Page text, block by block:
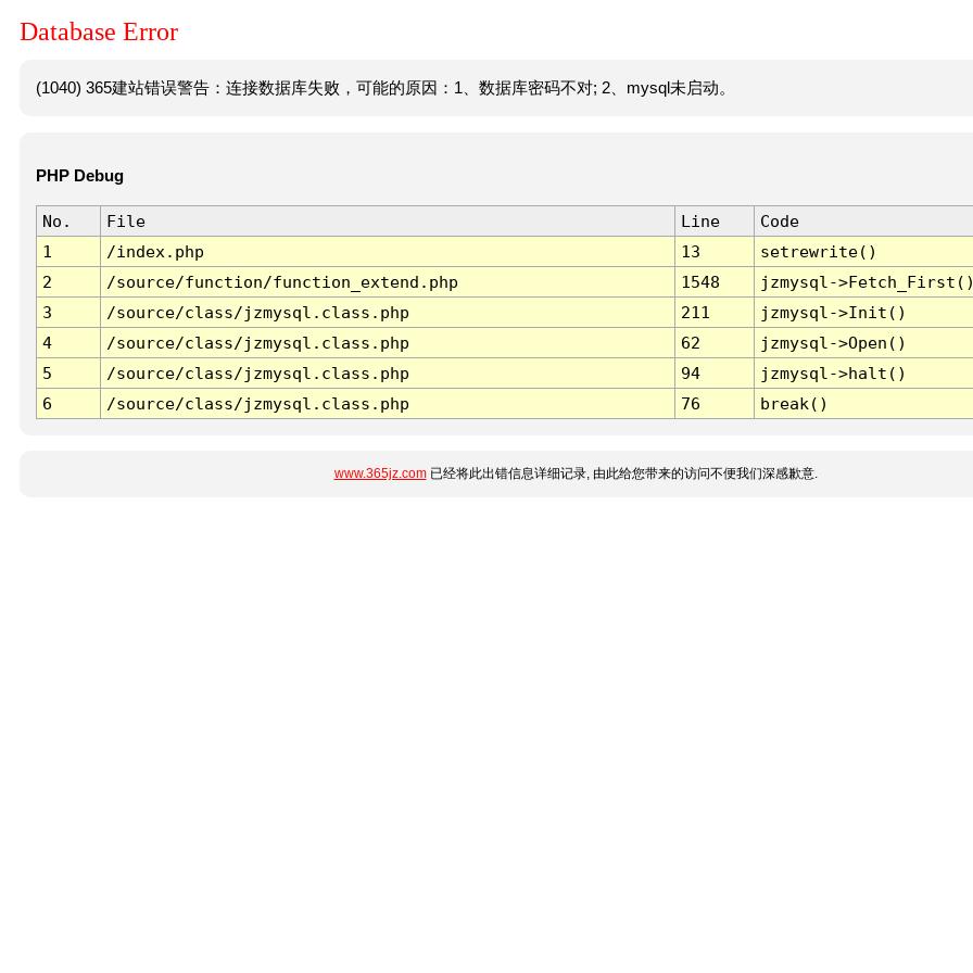
Database Error
(1040) 365建站错误警告：连接数据库失败，可能的原因：1、数据库密码不对; 2、mysql未启动。
PHP Debug
No. File Line
Code
1
/index.php 13
setrewrite()
2
/source/function/function_extend.php 1548
jzmysql-
3
/source/class/jzmysql.class.php 211
jzmysql->Init()
4
/source/class/jzmysql.class.php 62
jzmysql->Open()
5
/source/class/jzmysql.class.php 94
jzmysql->halt()
6
/source/class/jzmysql.class.php 76 break()
www.365jz.com已经将此出错信息详细记录, 由此给您带来的访问不便我们深感歉意.